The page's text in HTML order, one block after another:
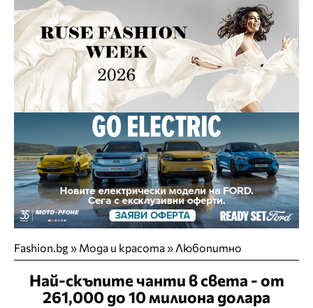
Fashion.bg» Мода и красота» Любопитно
Най-скъпите чанти в света - от
261,000 до 10 милиона долара